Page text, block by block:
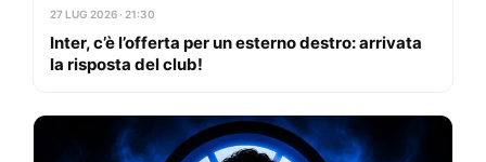
27 LUG 2026 · 21:30
Inter, c’è l’offerta per un esterno destro: arrivata
la risposta del club!